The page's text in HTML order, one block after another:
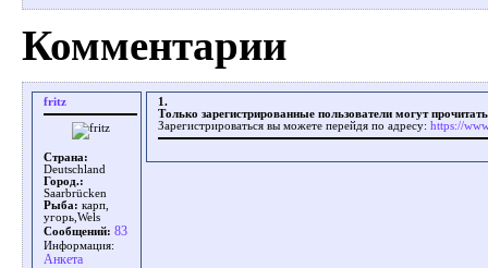
Комментарии
fritz
Страна:
Deutschland
Город.:
Saarbrücken
Рыба: карп,
угорь,Wels
Сообщений: 83
Информация:
Aнкета
1.
Только зарегистрированные пользователи могут
Зарегистрироваться вы можете перейдя по адресу: https://